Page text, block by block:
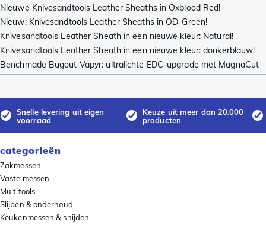
Nieuwe Knivesandtools Leather Sheaths in Oxblood Red!
Nieuw: Knivesandtools Leather Sheaths in OD-Green!
Knivesandtools Leather Sheath in een nieuwe kleur: Natural!
Knivesandtools Leather Sheath in een nieuwe kleur: donkerblauw!
Benchmade Bugout Vapyr: ultralichte EDC-upgrade met MagnaCut
Snelle levering uit eigen
voorraad
Keuze uit meer dan 20.000
producten
categorieën
Zakmessen
Vaste messen
Multitools
Slijpen & onderhoud
Keukenmessen & snijden